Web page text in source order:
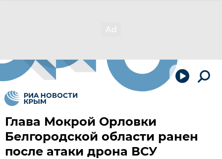
Глава Мокрой Орловки
Белгородской области ранен
после атаки дрона ВСУ